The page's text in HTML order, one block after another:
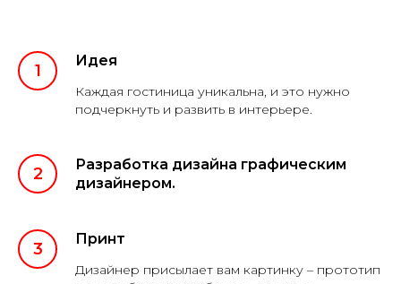
Идея
Каждая гостиница уникальна, и это нужно
подчеркнуть и развить в интерьере.
Разработка дизайна графическим
дизайнером.
Принт
Дизайнер присылает вам картинку – прототип